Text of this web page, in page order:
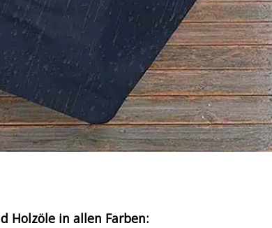
Holzöle in allen Farben: